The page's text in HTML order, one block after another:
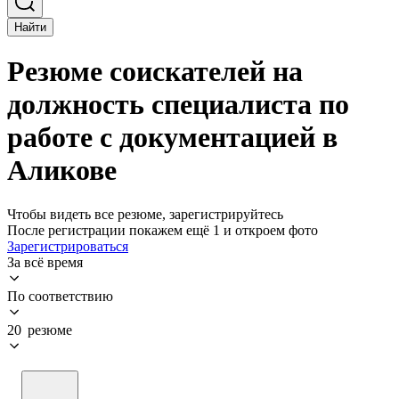
Найти
Резюме соискателей на
должность специалиста по
работе с документацией в
Аликове
Чтобы видеть все резюме, зарегистрируйтесь
После регистрации покажем ещё 1 и откроем фото
Зарегистрироваться
За всё время
По соответствию
20 резюме